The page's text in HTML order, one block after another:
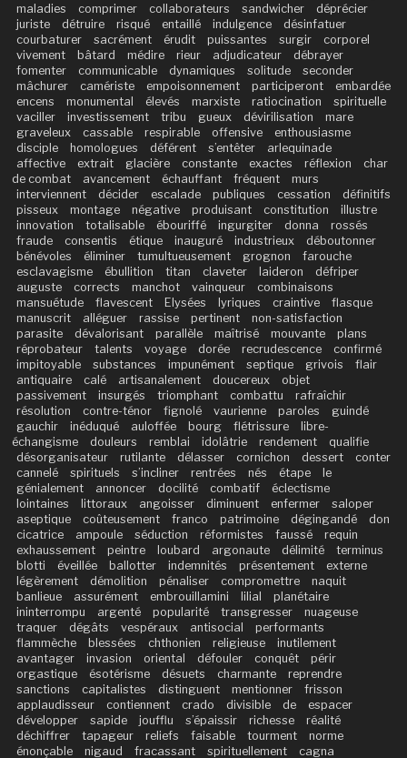
maladies
comprimer collaborateurs sandwicher
déprécier
juriste
détruire risqué entaillé indulgence
désinfatuer
courbaturer
sacrément érudit puissantes surgir
corporel
vivement
bâtard médire rieur adjudicateur
débrayer
fomenter
communicable dynamiques solitude
seconder
mâchurer
camériste empoisonnement participeront
embardée
encens
monumental élevés marxiste ratiocination
spirituelle
vaciller
investissement tribu gueux dévirilisation
mare
graveleux
cassable respirable offensive
enthousiasme
disciple
homologues déférent s’entêter
arlequinade
affective
extrait glacière constante exactes réflexion
char
de combat
avancement échauffant fréquent
murs
interviennent
décider escalade publiques cessation
définitifs
pisseux
montage négative produisant constitution
illustre
innovation
totalisable ébouriffé ingurgiter donna
rossés
fraude
consentis étique inauguré industrieux
déboutonner
bénévoles
éliminer tumultueusement grognon
farouche
esclavagisme
ébullition titan claveter laideron
défriper
auguste
corrects manchot vainqueur
combinaisons
mansuétude
flavescent Elysées lyriques craintive
flasque
manuscrit
alléguer rassise pertinent
non-satisfaction
parasite
dévalorisant parallèle maîtrisé mouvante
plans
réprobateur
talents voyage dorée recrudescence
confirmé
impitoyable
substances impunément septique grivois
flair
antiquaire
calé artisanalement doucereux
objet
passivement
insurgés triomphant combattu
rafraîchir
résolution
contre-ténor fignolé vaurienne paroles
guindé
gauchir
inéduqué auloffée bourg flétrissure
libre-
échangisme
douleurs remblai idolâtrie rendement
qualifie
désorganisateur
rutilante délasser cornichon dessert
conter
cannelé
spirituels s’incliner rentrées nés étape
le
génialement
annoncer docilité combatif
éclectisme
lointaines
littoraux angoisser diminuent enfermer
saloper
aseptique
coûteusement franco patrimoine dégingandé
don
cicatrice
ampoule séduction réformistes faussé
requin
exhaussement
peintre loubard argonaute délimité
terminus
blotti
éveillée ballotter indemnités présentement
externe
légèrement
démolition pénaliser compromettre
naquit
banlieue
assurément embrouillamini lilial
planétaire
ininterrompu
argenté popularité transgresser
nuageuse
traquer
dégâts vespéraux antisocial
performants
flammèche
blessées chthonien religieuse
inutilement
avantager
invasion oriental défouler conquêt
périr
orgastique
ésotérisme désuets charmante
reprendre
sanctions
capitalistes distinguent mentionner
frisson
applaudisseur
contiennent crado divisible de
espacer
développer
sapide joufflu s’épaissir richesse
réalité
déchiffrer
tapageur reliefs faisable tourment
norme
énonçable
nigaud fracassant spirituellement cagna